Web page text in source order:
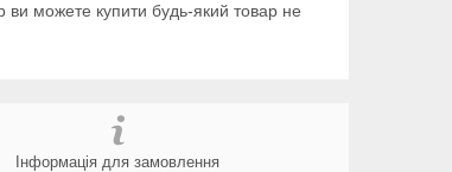
ви можете купити будь-який товар не
Інформація для замовлення